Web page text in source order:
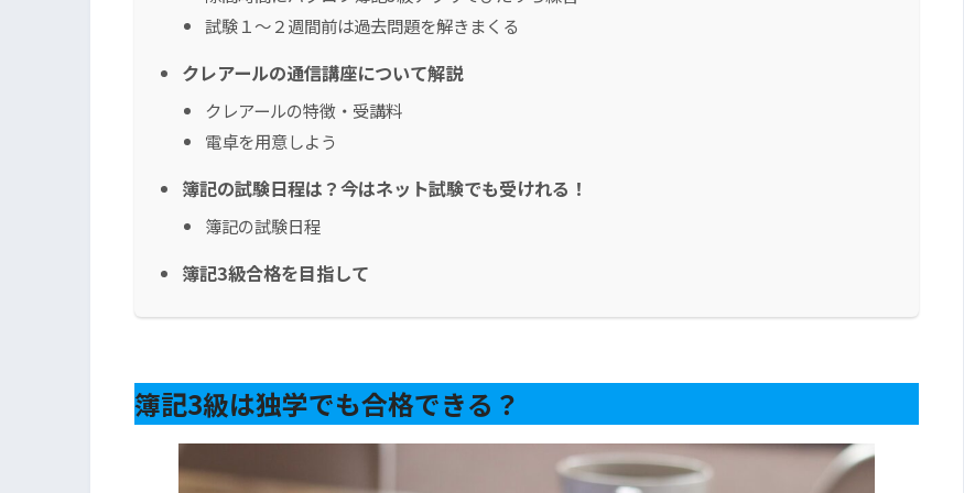
試験１〜２週間前は過去問題を解きまくる
クレアールの通信講座について解説
クレアールの特徴・受講料
電卓を用意しよう
簿記の試験日程は？今はネット試験でも受けれる！
簿記の試験日程
簿記3級合格を目指して
簿記3級は独学でも合格できる？